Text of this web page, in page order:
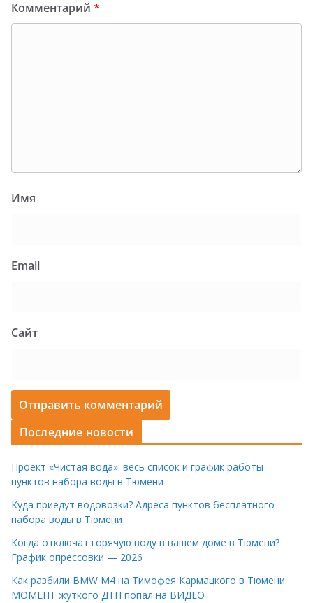
Комментарий *
Имя
Email
Сайт
Последние новости
Проект «Чистая вода»: весь список и график работы
пунктов набора воды в Тюмени
Куда приедут водовозки? Адреса пунктов бесплатного
набора воды в Тюмени
Когда отключат горячую воду в вашем доме в Тюмени?
График опрессовки — 2026
Как разбили BMW M4 на Тимофея Кармацкого в Тюмени.
МОМЕНТ жуткого ДТП попал на ВИДЕО